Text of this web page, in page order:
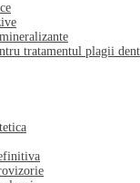
tratamentul plagii